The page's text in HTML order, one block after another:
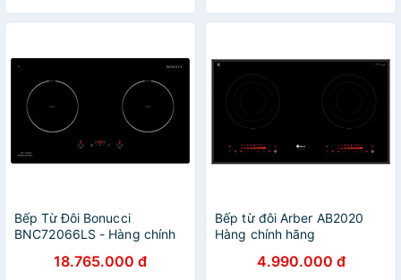
Bếp Từ Đôi Bonucci
BNC72066LS - Hàng chính
18.765.000 đ
Bếp từ đôi Arber AB2020
Hàng chính hãng
4.990.000 đ